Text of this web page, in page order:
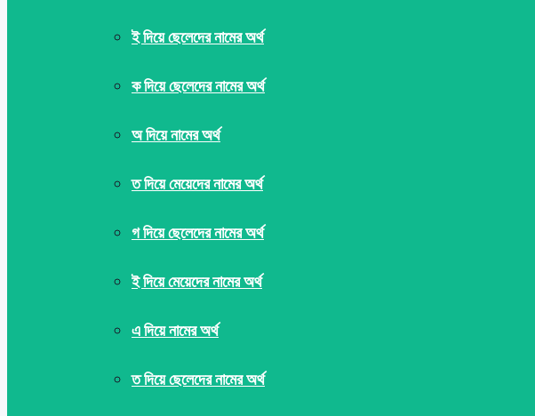
ই দিয়ে ছেলেদের নামের অর্থ
ক দিয়ে ছেলেদের নামের অর্থ
অ দিয়ে নামের অর্থ
ত দিয়ে মেয়েদের নামের অর্থ
গ দিয়ে ছেলেদের নামের অর্থ
ই দিয়ে মেয়েদের নামের অর্থ
এ দিয়ে নামের অর্থ
ত দিয়ে ছেলেদের নামের অর্থ